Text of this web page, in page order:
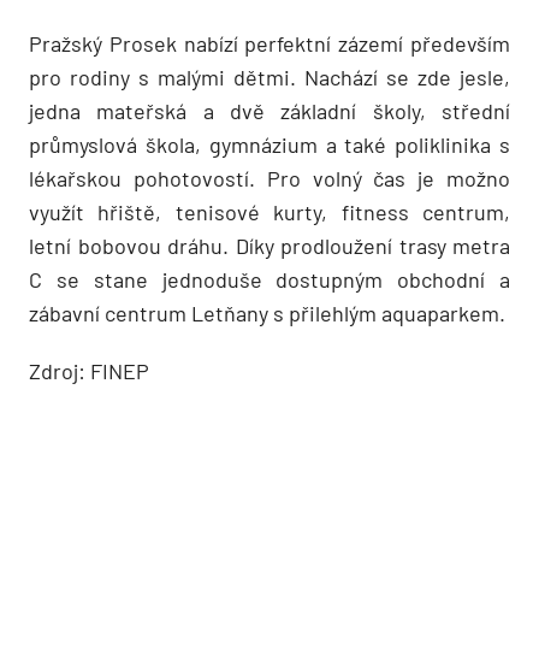
Pražský Prosek nabízí perfektní zázemí především
pro rodiny s malými dětmi. Nachází se zde jesle,
jedna mateřská a dvě základní školy, střední
průmyslová škola, gymnázium a také poliklinika s
lékařskou pohotovostí. Pro volný čas je možno
využít hřiště, tenisové kurty, fitness centrum,
letní bobovou dráhu. Díky prodloužení trasy metra
C se stane jednoduše dostupným obchodní a
zábavní centrum Letňany s přilehlým aquaparkem.
Zdroj: FINEP